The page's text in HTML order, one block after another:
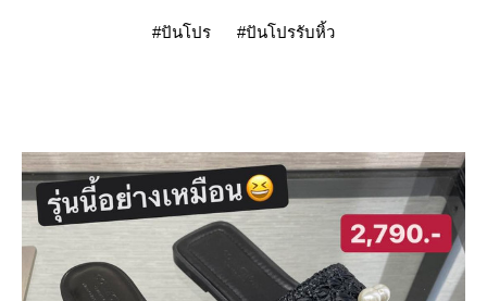
#ปันโปร #ปันโปรรับหิ้ว